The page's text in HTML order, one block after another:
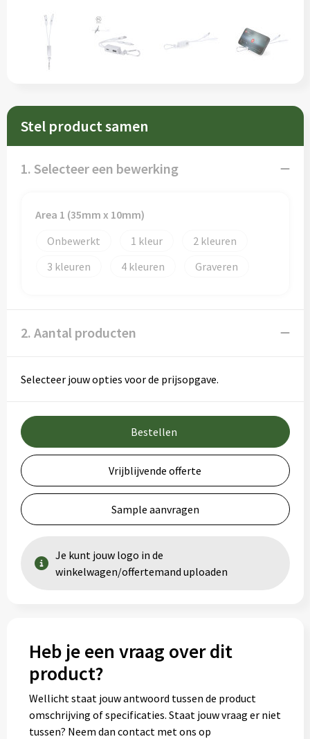
Snoepgoed
Veiligheid, Auto en Fiets
Vrije tijd en Strand
Waterflesjes
Themapakketten
Sweaters
Veiligheidsvesten en Veiligheidshesjes
Vesten
Werkkleding sets
Gereedschap
Gehoorbescherming
Stel product samen
1. Selecteer een bewerking
Area 1 (35mm x 10mm)
Onbewerkt
1
2
3
4 Graveren
2. Aantal producten
Selecteer jouw opties voor de prijsopgave.
Bestellen
Vrijblijvende offerte
Sample aanvragen
Je kunt jouw logo in de
winkelwagen/offertemand uploaden
Heb je een vraag over dit
product?
Wellicht staat jouw antwoord tussen de product
omschrijving of specificaties. Staat jouw vraag er niet
tussen? Neem dan contact met ons op